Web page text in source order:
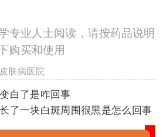
专业人士阅读，请按药品说明
购买和使用
肤病医院
白了是咋回事
了一块白斑周围很黑是怎么回事